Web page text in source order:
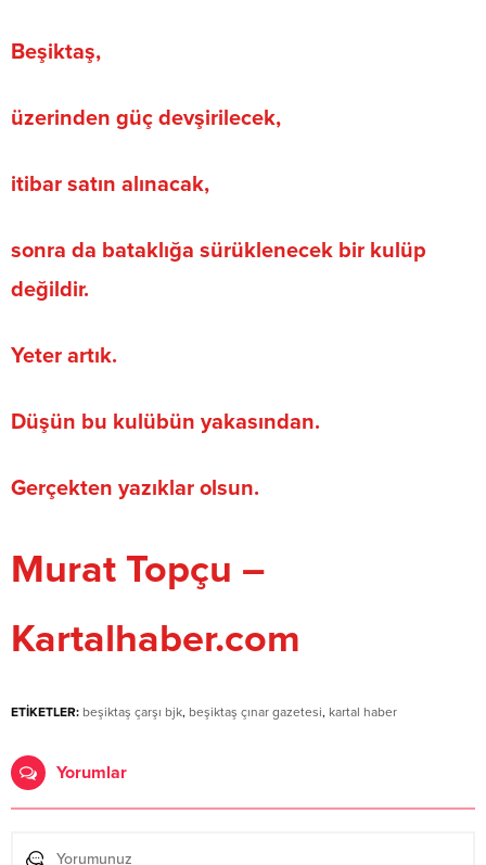
Beşiktaş,
üzerinden güç devşirilecek,
itibar satın alınacak,
sonra da bataklığa sürüklenecek bir kulüp
değildir.
Yeter artık.
Düşün bu kulübün yakasından.
Gerçekten yazıklar olsun.
Murat Topçu –
Kartalhaber.com
ETİKETLER: beşiktaş çarşı bjk, beşiktaş çınar gazetesi, kartal haber
Yorumlar